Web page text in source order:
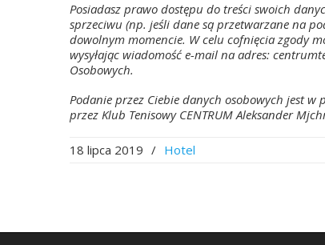
Posiadasz prawo dostępu do treści swoich
sprzeciwu (np. jeśli dane są przetwarzane na
dowolnym momencie. W celu cofnięcia zgody
wysyłając wiadomość e-mail na adres:
Osobowych.
Podanie przez Ciebie danych osobowych jest
przez Klub Tenisowy CENTRUM Aleksander
18 lipca 2019 / Hotel